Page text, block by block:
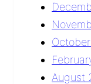
August